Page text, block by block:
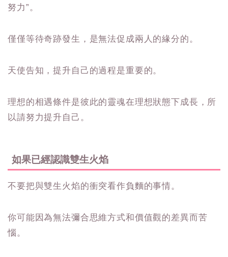
努力”。
僅僅等待奇跡發生，是無法促成兩人的緣分的。
天使告知，提升自己的過程是重要的。
理想的相遇條件是彼此的靈魂在理想狀態下成長，所
以請努力提升自己。
如果已經認識雙生火焰
不要把與雙生火焰的衝突看作負麵的事情。
你可能因為無法彌合思維方式和價值觀的差異而苦
惱。